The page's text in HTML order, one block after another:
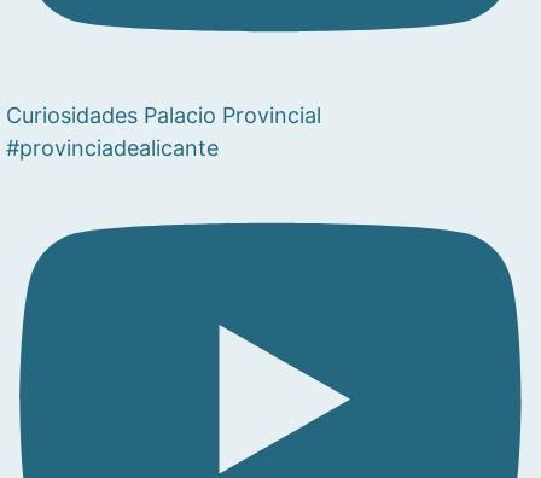
Curiosidades Palacio Provincial
#provinciadealicante